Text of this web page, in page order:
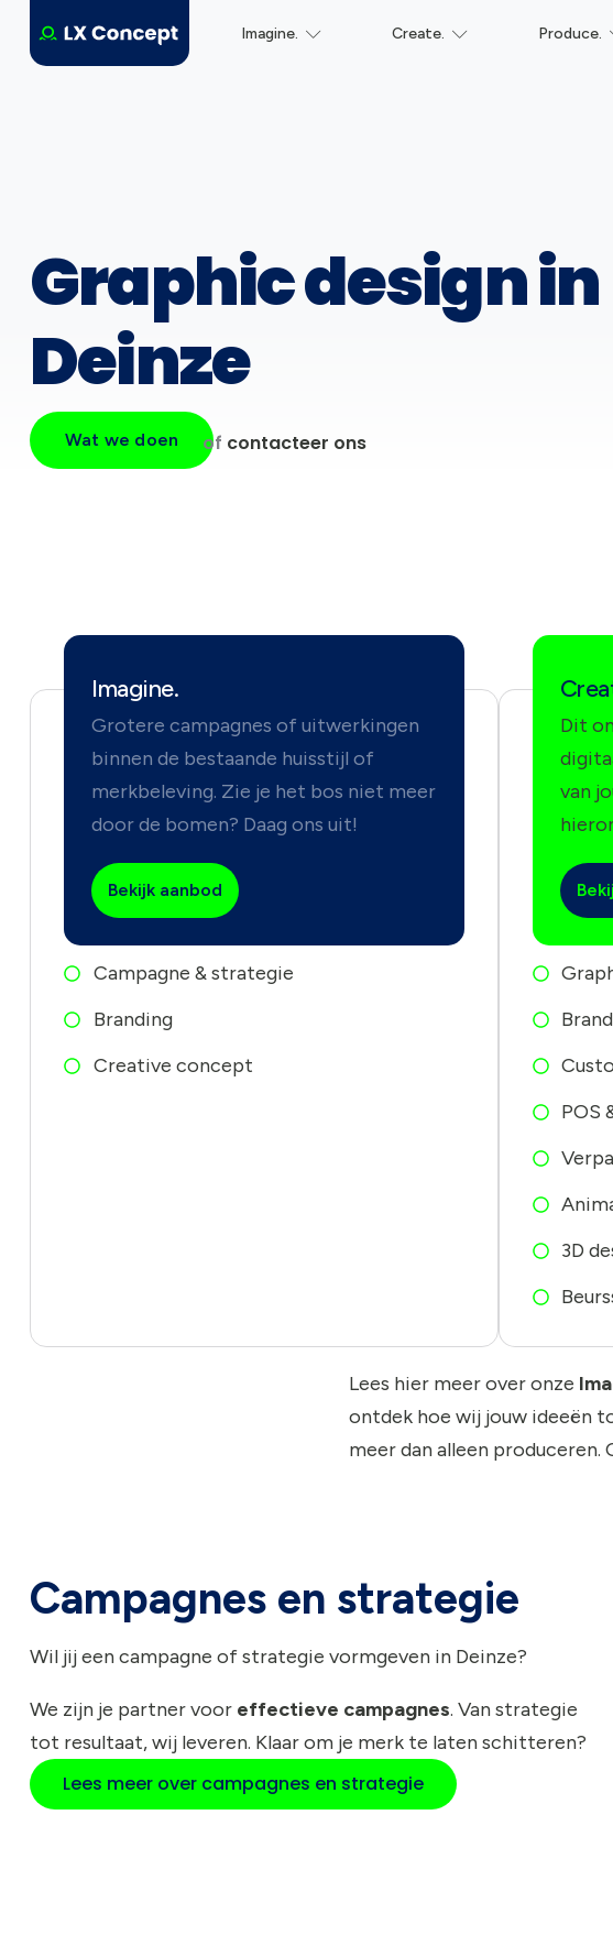
Imagine. Create. Produce.
Graphic design in
Deinze
Wat we doen of contacteer ons
Imagine.
Grotere campagnes of uitwerkingen
binnen de bestaande huisstijl of
merkbeleving. Zie je het bos niet meer
door de bomen? Daag ons uit!
Bekijk aanbod
Campagne & strategie
Branding
Creative concept
Dit
van
POS
3D
Lees hier meer over onze
ontdek hoe wij jouw ideeën
meer dan alleen produceren.
Campagnes en strategie
Wil jij een campagne of strategie vormgeven in Deinze?
We zijn je partner voor effectieve campagnes. Van strategie
tot resultaat, wij leveren. Klaar om je merk te laten schitteren?
Lees meer over campagnes en strategie